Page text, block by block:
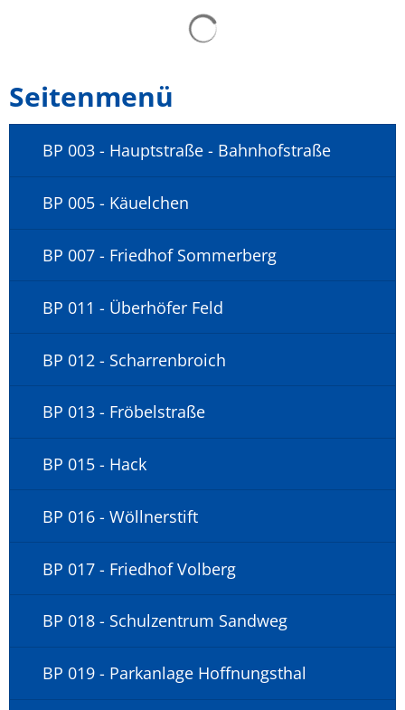
Seitenmenü
BP 003 - Hauptstraße - Bahnhofstraße
BP 005 - Käuelchen
BP 007 - Friedhof Sommerberg
BP 011 - Überhöfer Feld
BP 012 - Scharrenbroich
BP 013 - Fröbelstraße
BP 015 - Hack
BP 016 - Wöllnerstift
BP 017 - Friedhof Volberg
BP 018 - Schulzentrum Sandweg
BP 019 - Parkanlage Hoffnungsthal